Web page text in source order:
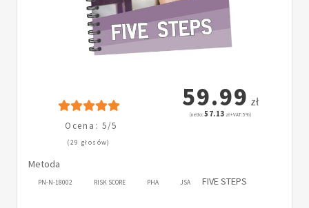
Ocena: 5/5
(29 głosów)
59.99 zł
(netto:57.13 zł + VAT: 5%)
Metoda
PN-N-18002 RISK SCORE PHA JSA FIVE STEPS